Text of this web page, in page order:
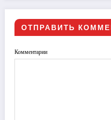
ОТПРАВИТЬ
Комментарии